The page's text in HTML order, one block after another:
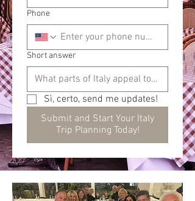
Phone
Short answer
Submit and Start Your Italy
Trip Planning Today!